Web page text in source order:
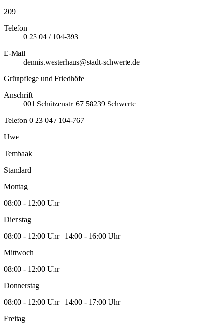
209
Telefon
0 23 04 / 104-393
E-Mail
dennis.westerhaus@stadt-schwerte.de
Grünpflege und Friedhöfe
Anschrift
001 Schützenstr. 67 58239 Schwerte
Telefon 0 23 04 / 104-767
Uwe
Tembaak
Standard
Montag
08:00 - 12:00 Uhr
Dienstag
08:00 - 12:00 Uhr | 14:00 - 16:00 Uhr
Mittwoch
08:00 - 12:00 Uhr
Donnerstag
08:00 - 12:00 Uhr | 14:00 - 17:00 Uhr
Freitag